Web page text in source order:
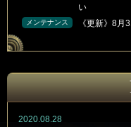
い
メンテナンス
《更新》8
2020.08.28